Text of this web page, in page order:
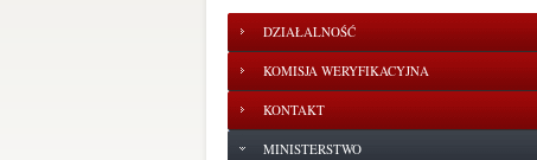
DZIAŁALNOŚĆ
KOMISJA WERYFIKACYJNA
KONTAKT
MINISTERSTWO